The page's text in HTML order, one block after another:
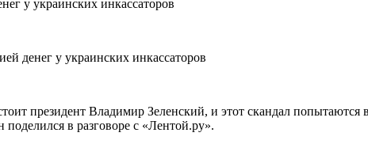
президент Владимир Зеленский, и этот скандал
в разговоре с «Лентой.ру».